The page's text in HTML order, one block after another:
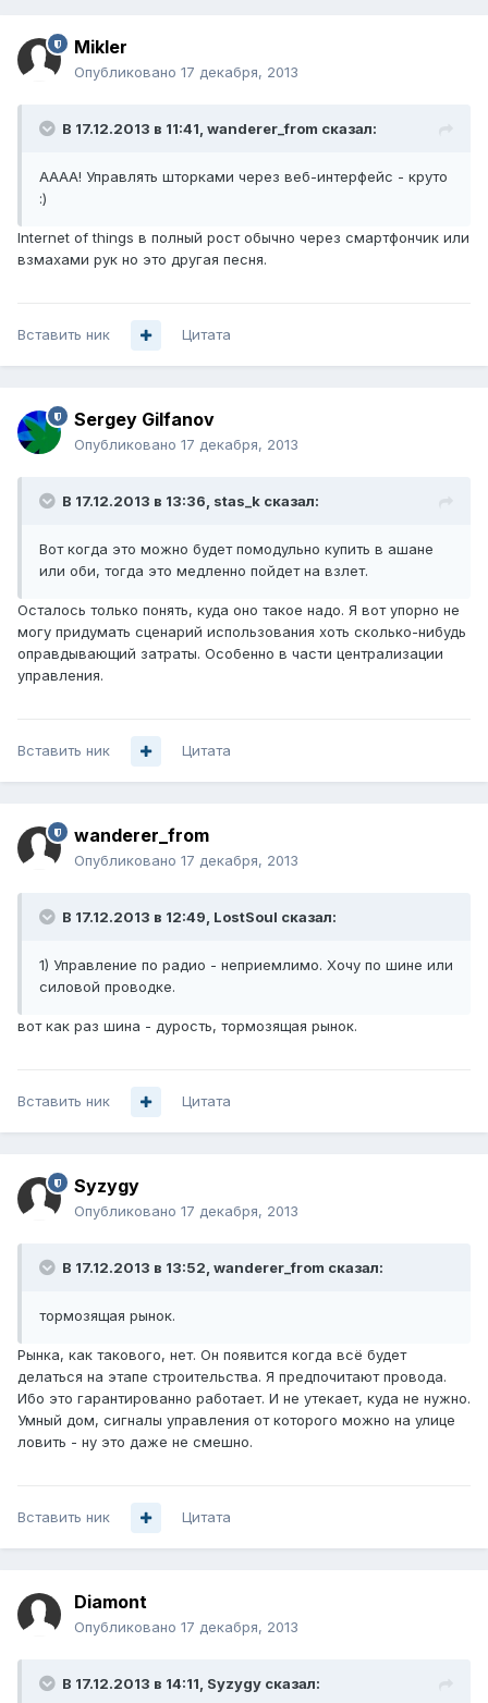
Mikler
Опубликовано 17 декабря, 2013
В 17.12.2013 в 11:41, wanderer_from сказал:
АААА! Управлять шторками через веб-интерфейс - круто
:)
Internet of things в полный рост обычно через смартфончик или
взмахами рук но это другая песня.
Вставить ник Цитата
Sergey Gilfanov
Опубликовано 17 декабря, 2013
В 17.12.2013 в 13:36, stas_k сказал:
Вот когда это можно будет помодульно купить в ашане
или оби, тогда это медленно пойдет на взлет.
Осталось только понять, куда оно такое надо. Я вот упорно не
могу придумать сценарий использования хоть сколько-нибудь
оправдывающий затраты. Особенно в части централизации
управления.
Вставить ник Цитата
wanderer_from
Опубликовано 17 декабря, 2013
В 17.12.2013 в 12:49, LostSoul сказал:
1) Управление по радио - неприемлимо. Хочу по шине или
силовой проводке.
вот как раз шина - дурость, тормозящая рынок.
Вставить ник Цитата
Syzygy
Опубликовано 17 декабря, 2013
В 17.12.2013 в 13:52, wanderer_from сказал:
тормозящая рынок.
Рынка, как такового, нет. Он появится когда всё будет
делаться на этапе строительства. Я предпочитают провода.
Ибо это гарантированно работает. И не утекает, куда не нужно.
Умный дом, сигналы управления от которого можно на улице
ловить - ну это даже не смешно.
Вставить ник Цитата
Diamont
Опубликовано 17 декабря, 2013
В 17.12.2013 в 14:11, Syzygy сказал: